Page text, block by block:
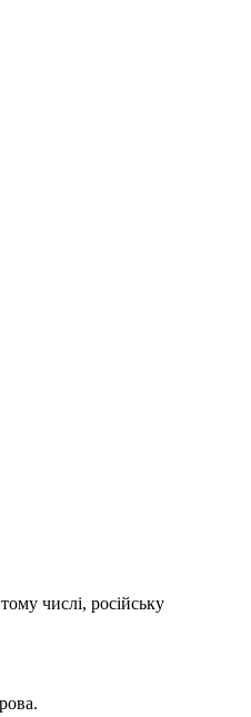
числі, російську